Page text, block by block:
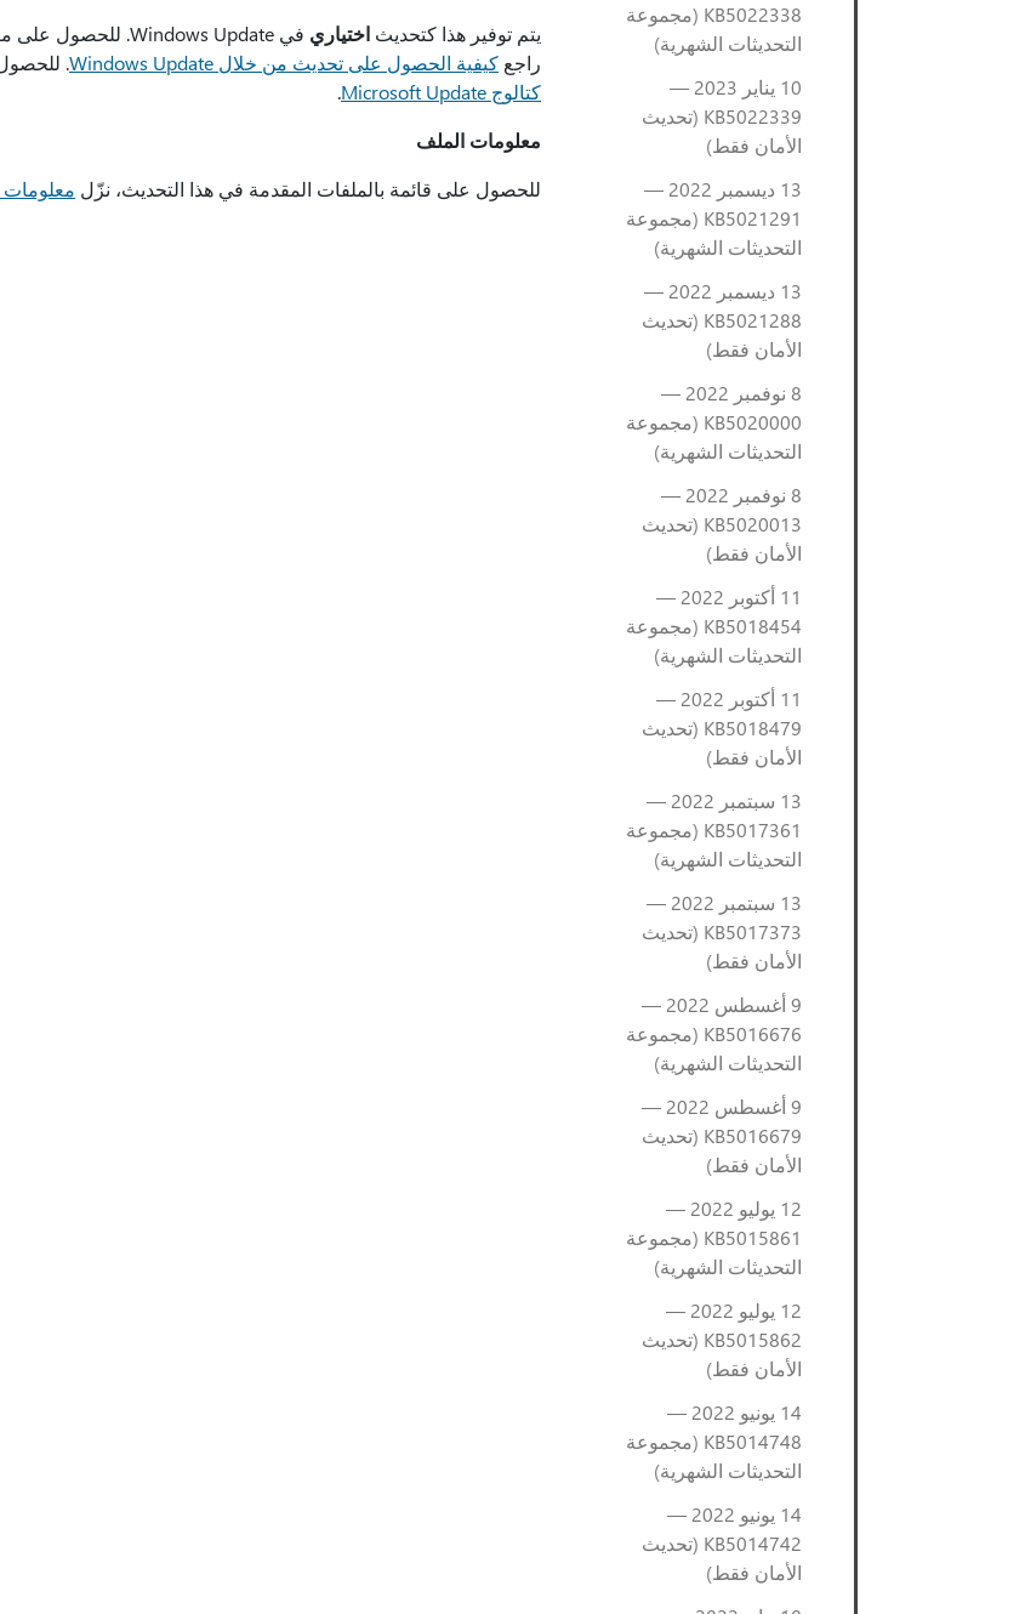
KB5022338 (مجموعة
التحديثات الشهرية)
10 يناير 2023 —
KB5022339 (تحديث
الأمان فقط)
13 ديسمبر 2022 —
KB5021291 (مجموعة
التحديثات الشهرية)
13 ديسمبر 2022 —
KB5021288 (تحديث
الأمان فقط)
8 نوفمبر 2022 —
KB5020000 (مجموعة
التحديثات الشهرية)
8 نوفمبر 2022 —
KB5020013 (تحديث
الأمان فقط)
11 أكتوبر 2022 —
KB5018454 (مجموعة
التحديثات الشهرية)
11 أكتوبر 2022 —
KB5018479 (تحديث
الأمان فقط)
13 سبتمبر 2022 —
KB5017361 (مجموعة
التحديثات الشهرية)
13 سبتمبر 2022 —
KB5017373 (تحديث
الأمان فقط)
9 أغسطس 2022 —
KB5016676 (مجموعة
التحديثات الشهرية)
9 أغسطس 2022 —
KB5016679 (تحديث
الأمان فقط)
12 يوليو 2022 —
KB5015861 (مجموعة
التحديثات الشهرية)
12 يوليو 2022 —
KB5015862 (تحديث
الأمان فقط)
14 يونيو 2022 —
KB5014748 (مجموعة
التحديثات الشهرية)
14 يونيو 2022 —
KB5014742 (تحديث
الأمان فقط)
يتم توفير هذا كتحديث اختياري
راجع كيفية الحصول على تحديث من خلال Windows Update
.
كتالوج Microsoft Update
.
معلومات الملف
للحصول على قائمة بالملفات المقدمة في هذا التحديث، نزّل معلومات